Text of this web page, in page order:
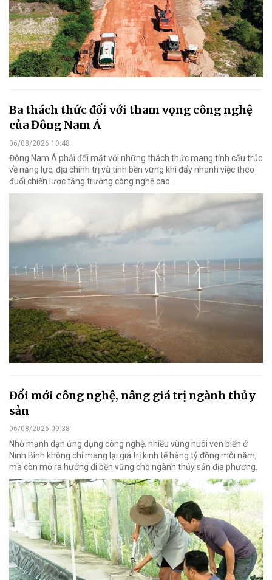
Ba thách thức đối với tham vọng công nghệ
của Đông Nam Á
06/08/2026 10:48
Đông Nam Á phải đối mặt với những thách thức mang tính cấu trúc
về năng lực, địa chính trị và tính bền vững khi đẩy nhanh việc theo
đuổi chiến lược tăng trưởng công nghệ cao.
Đổi mới công nghệ, nâng giá trị ngành thủy
sản
06/08/2026 09:38
Nhờ mạnh dạn ứng dụng công nghệ, nhiều vùng nuôi ven biển ở
Ninh Bình không chỉ mang lại giá trị kinh tế hàng tỷ đồng mỗi năm,
mà còn mở ra hướng đi bền vững cho ngành thủy sản địa phương.